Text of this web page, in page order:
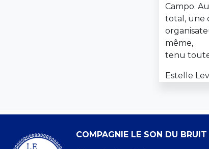
Campo. Au
total, une
même,
tenu
Estelle
COMPAGNIE LE SON DU BRUIT